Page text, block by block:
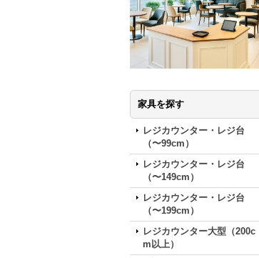
家具を探す
レジカウンター・レジ台
（〜99cm）
レジカウンター・レジ台
（〜149cm）
レジカウンター・レジ台
（〜199cm）
レジカウンター大型（200c
m以上）